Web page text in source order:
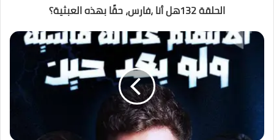
الحلقة 132هل أنا ،فارس، حقًا بهذه العبثية؟